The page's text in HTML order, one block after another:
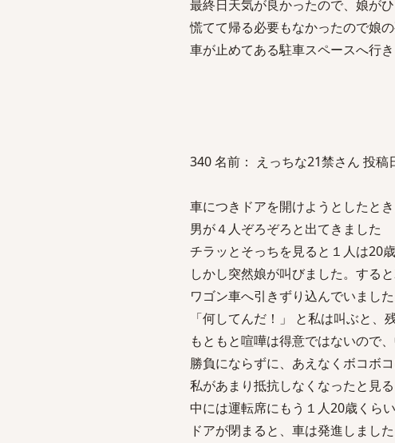
最終日天気が良かったので、娘が
慌てて帰る必要もなかったので娘
車が止めてある駐車スペースへ行
340 名前： えっちな21禁さん 投
車につきドアを開けようとしたと
男が４人ぞろぞろと出てきました
チラッとそっちを見ると１人は20
しかし突然娘が叫びました。する
ワゴン車へ引きずり込んでいました
「何してんだ！」 と私は叫ぶと、
もともと喧嘩は得意ではないので
勝負にならずに、あえなくボコボ
私があまり抵抗しなくなったと見
中には運転席にもう１人20歳くら
ドアが閉まると、車は発進しました